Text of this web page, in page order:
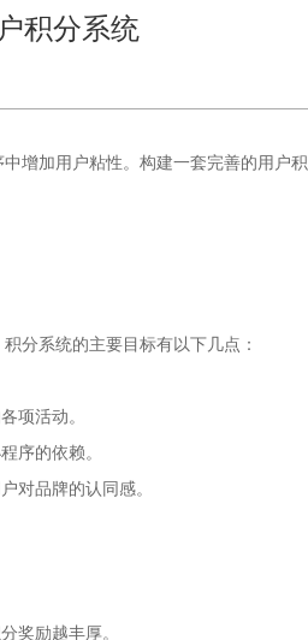
积分系统
增加用户粘性。构建一套完善的用户
分系统的主要目标有以下几点：
项活动。
序的依赖。
对品牌的认同感。
奖励越丰厚。